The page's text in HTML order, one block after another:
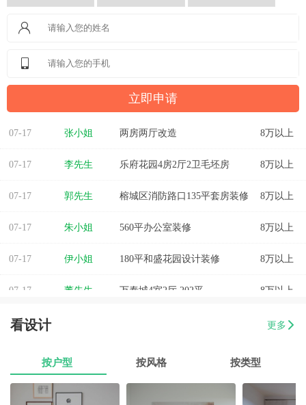
07-17 张小姐 两房两厅改造 8万以上
07-17 李先生 乐府花园4房2厅2卫毛坯房 8万以上
07-17 郭先生 榕城区消防路口135平套房装修 8万以上
07-17 朱小姐 560平办公室装修 8万以上
07-17 伊小姐 180平和盛花园设计装修 8万以上
07-17 董先生 万泰城4室2厅 202平 8万以上
07-17
看设计 更多
按户型 按风格 按类型